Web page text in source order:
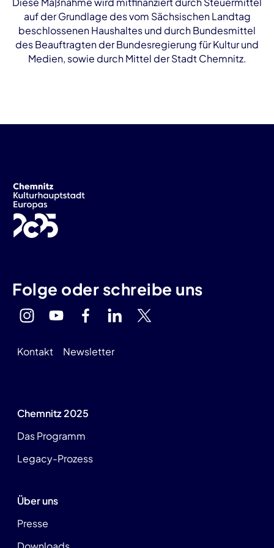
auf der Grundlage des vom Sächsischen Landtag
beschlossenen Haushaltes und durch Bundesmittel
des Beauftragten der Bundesregierung für Kultur und
Medien, sowie durch Mittel der Stadt Chemnitz.
Folge oder schreibe uns
Kontakt Newsletter
Chemnitz 2025
Das Programm
Legacy-Prozess
Über uns
Presse